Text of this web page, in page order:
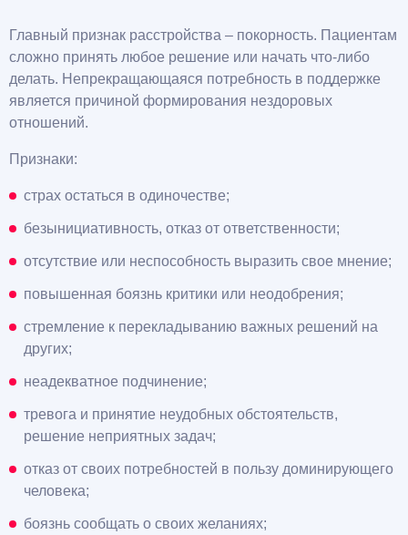
Главный признак расстройства – покорность. Пациентам
сложно принять любое решение или начать что-либо
делать. Непрекращающаяся потребность в поддержке
является причиной формирования нездоровых
отношений.
Признаки:
страх остаться в одиночестве;
безынициативность, отказ от ответственности;
отсутствие или неспособность выразить свое мнение;
повышенная боязнь критики или неодобрения;
стремление к перекладыванию важных решений на
других;
неадекватное подчинение;
тревога и принятие неудобных обстоятельств,
решение неприятных задач;
отказ от своих потребностей в пользу доминирующего
человека;
боязнь сообщать о своих желаниях;